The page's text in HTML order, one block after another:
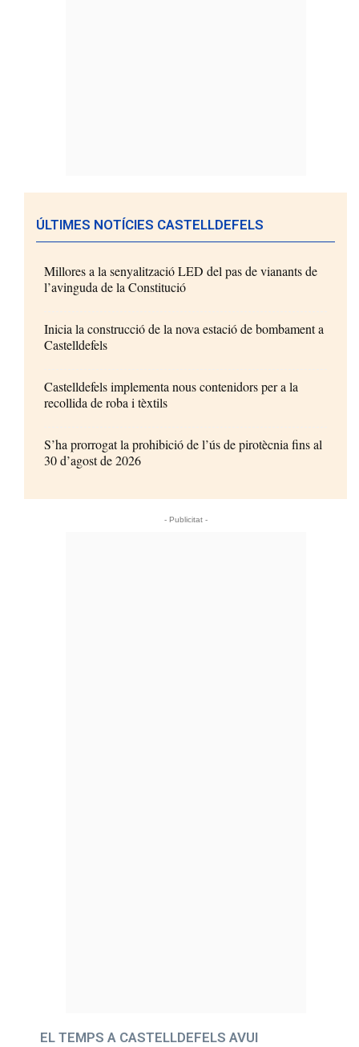
ÚLTIMES NOTÍCIES CASTELLDEFELS
Millores a la senyalització LED del pas de vianants de
l’avinguda de la Constitució
Inicia la construcció de la nova estació de bombament a
Castelldefels
Castelldefels implementa nous contenidors per a la
recollida de roba i tèxtils
S’ha prorrogat la prohibició de l’ús de pirotècnia fins al
30 d’agost de 2026
- Publicitat -
EL TEMPS A CASTELLDEFELS AVUI